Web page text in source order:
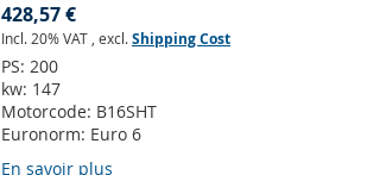
428,57 €
Incl. 20% VAT , excl.Shipping Cost
PS: 200
kw: 147
Motorcode: B16SHT
Euronorm: Euro 6
En savoir plus